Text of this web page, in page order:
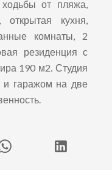
от пляжа,
открытая кухня,
комнаты, 2
резиденция с
190 м2. Студия
гаражом на две